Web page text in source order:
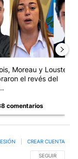
Moreau y Lousteau
el revés del
comentarios
SIGA ESTA
SEGUIR
CREAR CUENTA